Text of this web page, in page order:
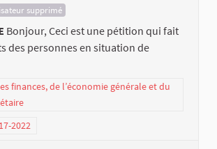
supprimé
Bonjour, Ceci est une pétition qui fait
des personnes en situation de
finances, de l’économie générale et du
2022